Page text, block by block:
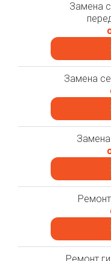
Замена
Замена